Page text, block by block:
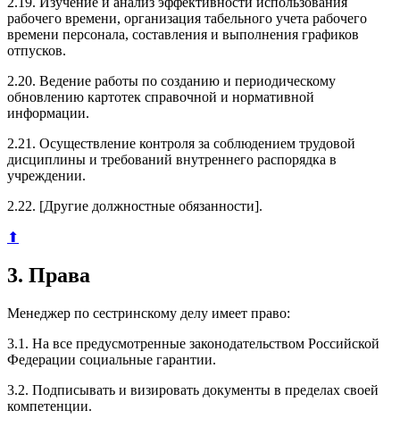
рабочего времени, организация табельного учета рабочего
времени персонала, составления и выполнения графиков
отпусков.
2.20. Ведение работы по созданию и периодическому
обновлению картотек справочной и нормативной
информации.
2.21. Осуществление контроля за соблюдением трудовой
дисциплины и требований внутреннего распорядка в
учреждении.
2.22. [Другие должностные обязанности].
⬆
3. Права
Менеджер по сестринскому делу имеет право:
3.1. На все предусмотренные законодательством Российской
Федерации социальные гарантии.
3.2. Подписывать и визировать документы в пределах своей
компетенции.